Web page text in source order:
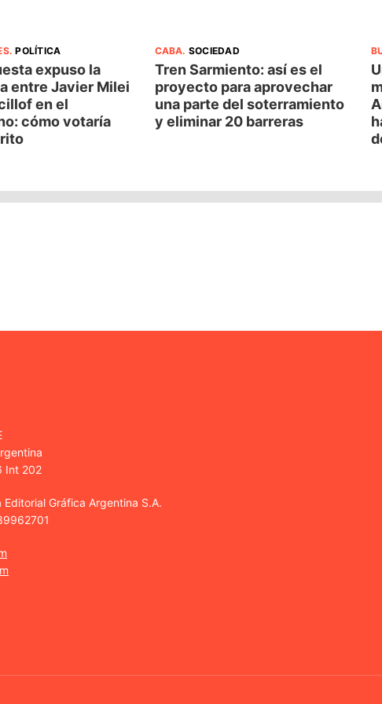
.POLÍTICA
expuso la
entre Javier Milei
en el
cómo votaría
CABA. SOCIEDAD
Tren Sarmiento: así es el
proyecto para aprovechar
una parte del soterramiento
y eliminar 20 barreras
Int 202
Editorial Gráfica Argentina S.A.